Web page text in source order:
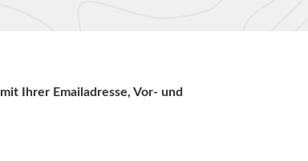
Ihrer Emailadresse, Vor- und